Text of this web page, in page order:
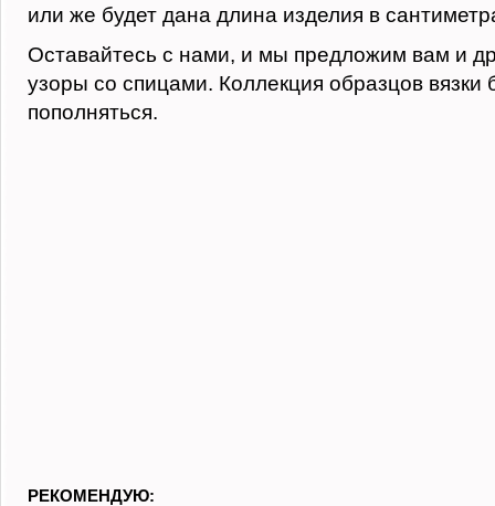
или же будет дана длина изделия в
Оставайтесь с нами, и мы предложим вам и
узоры со спицами. Коллекция образцов вязки
пополняться.
РЕКОМЕНДУЮ: